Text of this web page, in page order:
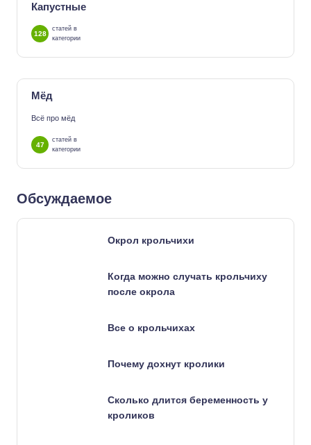
Капустные
128
статей в
категории
Мёд
Всё про мёд
47
статей в
категории
Обсуждаемое
Окрол крольчихи
Когда можно случать крольчиху
после окрола
Все о крольчихах
Почему дохнут кролики
Сколько длится беременность у
кроликов